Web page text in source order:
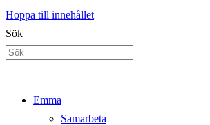
Hoppa till innehållet
Sök
Emma
Samarbeta